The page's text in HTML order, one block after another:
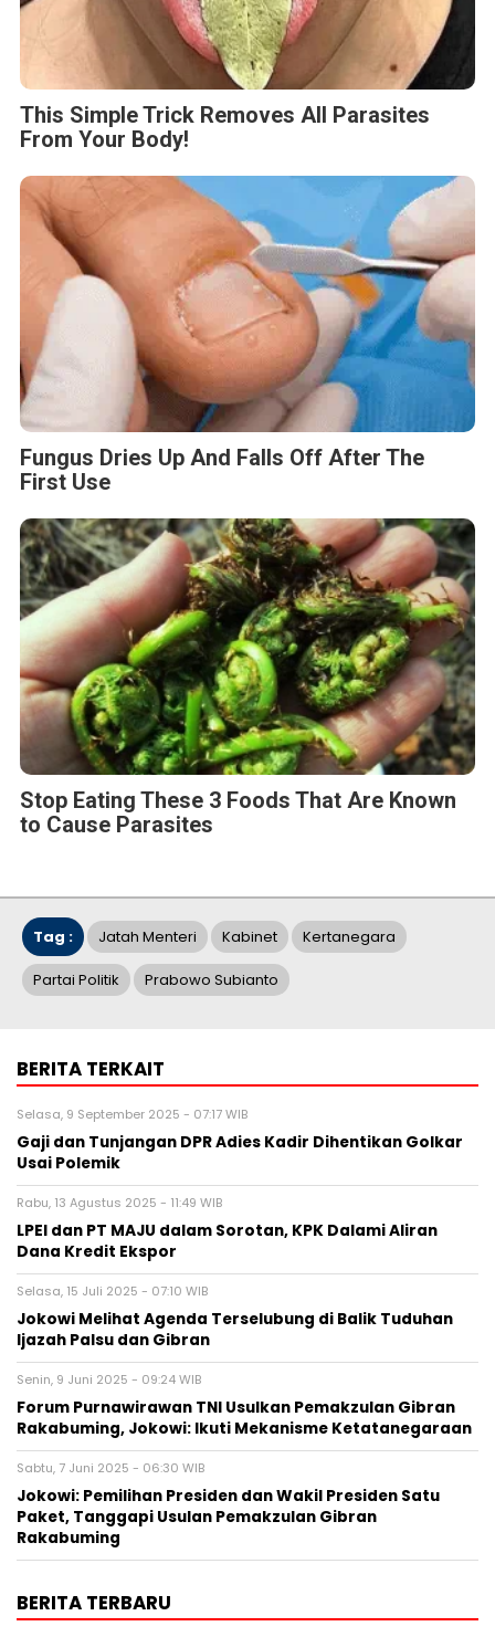
This Simple Trick Removes All Parasites
From Your Body!
Fungus Dries Up And Falls Off After The
First Use
Stop Eating These 3 Foods That Are Known
to Cause Parasites
Tag : Jatah Menteri Kabinet Kertanegara
Partai Politik Prabowo Subianto
BERITA TERKAIT
Selasa, 9 September 2025 - 07:17 WIB
Gaji dan Tunjangan DPR Adies Kadir Dihentikan Golkar
Usai Polemik
Rabu, 13 Agustus 2025 - 11:49 WIB
LPEI dan PT MAJU dalam Sorotan, KPK Dalami Aliran
Dana Kredit Ekspor
Selasa, 15 Juli 2025 - 07:10 WIB
Jokowi Melihat Agenda Terselubung di Balik Tuduhan
Ijazah Palsu dan Gibran
Senin, 9 Juni 2025 - 09:24 WIB
Forum Purnawirawan TNI Usulkan Pemakzulan Gibran
Rakabuming, Jokowi: Ikuti Mekanisme Ketatanegaraan
Sabtu, 7 Juni 2025 - 06:30 WIB
Jokowi: Pemilihan Presiden dan Wakil Presiden Satu
Paket, Tanggapi Usulan Pemakzulan Gibran
Rakabuming
BERITA TERBARU